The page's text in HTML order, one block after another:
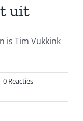
uit
is Tim Vukkink
0 Reacties